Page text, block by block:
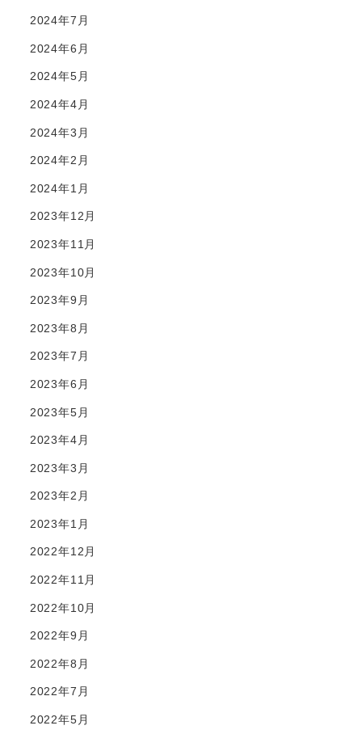
2024年7月
2024年6月
2024年5月
2024年4月
2024年3月
2024年2月
2024年1月
2023年12月
2023年11月
2023年10月
2023年9月
2023年8月
2023年7月
2023年6月
2023年5月
2023年4月
2023年3月
2023年2月
2023年1月
2022年12月
2022年11月
2022年10月
2022年9月
2022年8月
2022年7月
2022年5月